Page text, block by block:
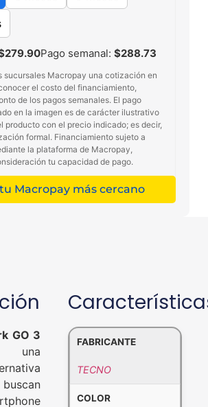
Pago semanal: $288.73
sucursales Macropay una cotización en
el costo del financiamiento,
de los pagos semanales. El pago
en la imagen es de carácter ilustrativo
producto con el precio indicado; es decir,
formal. Financiamiento sujeto a
la plataforma de Macropay,
tu capacidad de pago.
Macropay más cercano
GO 3
una
FABRICANTE
TECNO
COLOR